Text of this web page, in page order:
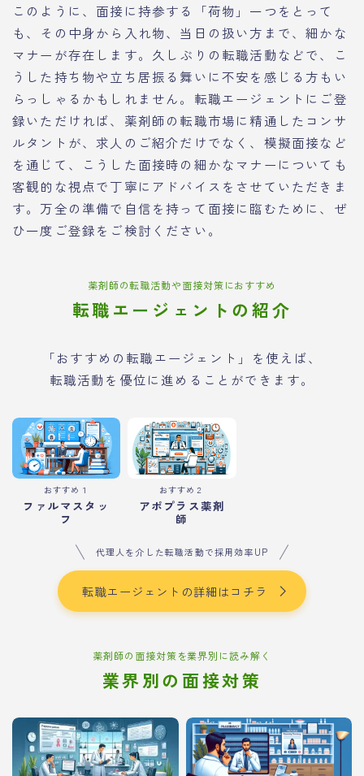
このように、面接に持参する「荷物」一つをとって
も、その中身から入れ物、当日の扱い方まで、細かな
マナーが存在します。久しぶりの転職活動などで、こ
うした持ち物や立ち居振る舞いに不安を感じる方もい
らっしゃるかもしれません。転職エージェントにご登
録いただければ、薬剤師の転職市場に精通したコンサ
ルタントが、求人のご紹介だけでなく、模擬面接など
を通じて、こうした面接時の細かなマナーについても
客観的な視点で丁寧にアドバイスをさせていただきま
す。万全の準備で自信を持って面接に臨むために、ぜ
ひ一度ご登録をご検討ください。
薬剤師の転職活動や面接対策におすすめ
転職エージェントの紹介
「おすすめの転職エージェント」を使えば、
転職活動を優位に進めることができます。
おすすめ１
ファルマスタッ
フ
おすすめ２
アポプラス薬剤
師
代理人を介した転職活動で採用効率UP
転職エージェントの詳細はコチラ
薬剤師の面接対策を業界別に読み解く
業界別の面接対策